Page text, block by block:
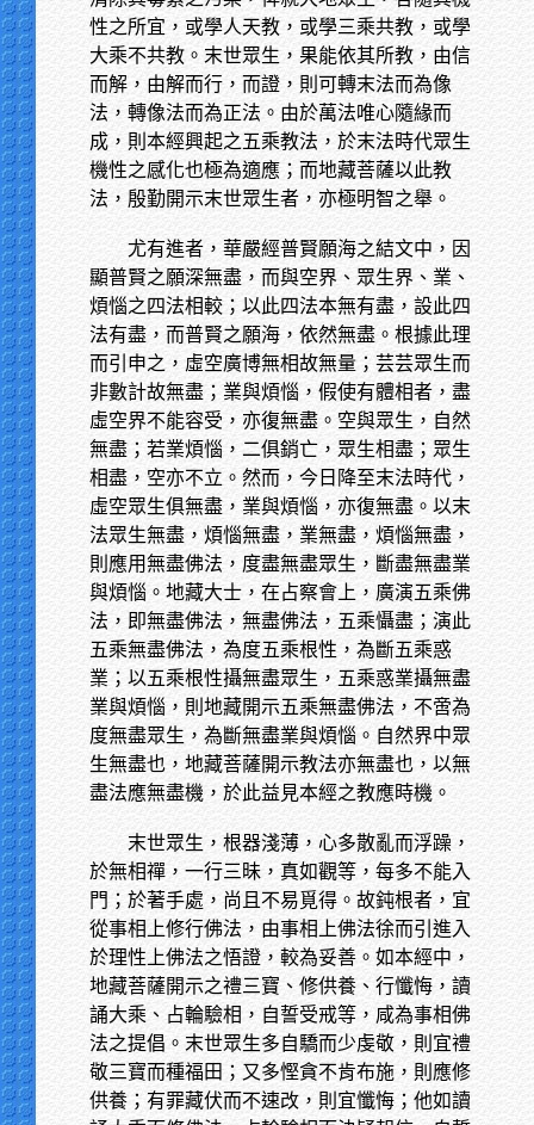
性之所宜，或學人天教，或學三乘共教，或學
大乘不共教。末世眾生，果能依其所教，由信
而解，由解而行，而證，則可轉末法而為像
法，轉像法而為正法。由於萬法唯心隨緣而
成，則本經興起之五乘教法，於末法時代眾生
機性之感化也極為適應；而地藏菩薩以此教
法，殷勤開示末世眾生者，亦極明智之舉。
尤有進者，華嚴經普賢願海之結文中，因
顯普賢之願深無盡，而與空界、眾生界、業、
煩惱之四法相較；以此四法本無有盡，設此四
法有盡，而普賢之願海，依然無盡。根據此理
而引申之，虛空廣博無相故無量；芸芸眾生而
非數計故無盡；業與煩惱，假使有體相者，盡
虛空界不能容受，亦復無盡。空與眾生，自然
無盡；若業煩惱，二俱銷亡，眾生相盡；眾生
相盡，空亦不立。然而，今日降至末法時代，
虛空眾生俱無盡，業與煩惱，亦復無盡。以末
法眾生無盡，煩惱無盡，業無盡，煩惱無盡，
則應用無盡佛法，度盡無盡眾生，斷盡無盡業
與煩惱。地藏大士，在占察會上，廣演五乘佛
法，即無盡佛法，無盡佛法，五乘懾盡；演此
五乘無盡佛法，為度五乘根性，為斷五乘惑
業；以五乘根性攝無盡眾生，五乘惑業攝無盡
業與煩惱，則地藏開示五乘無盡佛法，不啻為
度無盡眾生，為斷無盡業與煩惱。自然界中眾
生無盡也，地藏菩薩開示教法亦無盡也，以無
盡法應無盡機，於此益見本經之教應時機。
末世眾生，根器淺薄，心多散亂而浮躁，
於無相禪，一行三昧，真如觀等，每多不能入
門；於著手處，尚且不易覓得。故鈍根者，宜
從事相上修行佛法，由事相上佛法徐而引進入
於理性上佛法之悟證，較為妥善。如本經中，
地藏菩薩開示之禮三寶、修供養、行懺悔，讀
誦大乘、占輪驗相，自誓受戒等，咸為事相佛
法之提倡。末世眾生多自驕而少虔敬，則宜禮
敬三寶而種福田；又多慳貪不肯布施，則應修
供養；有罪藏伏而不速改，則宜懺悔；他如讀